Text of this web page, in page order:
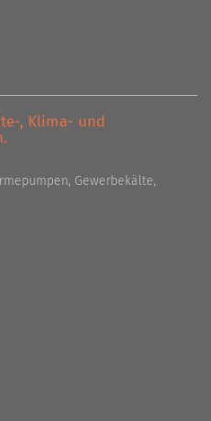
, Klima- und
Gewerbekälte,